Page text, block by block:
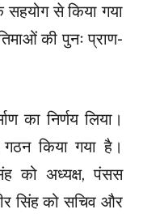
सहयोग से किया गया
की पुनः प्राण-
का निर्णय लिया।
किया गया है।
को अध्यक्ष, पंसस
सिंह को सचिव और